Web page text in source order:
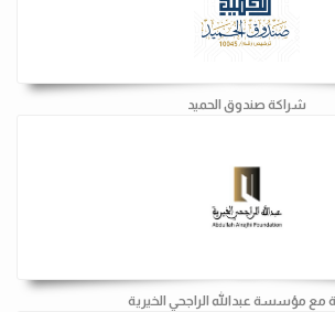
شراكة صندوق الحميد
مع مؤسسة عبدالله الراجحي الخيرية